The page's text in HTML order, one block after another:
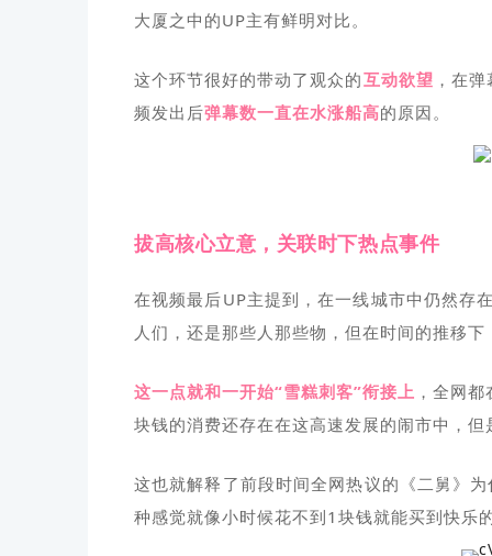
大厦之中的UP主有鲜明对比。
这个环节很好的带动了观众的互动欲望 ，在
频发出后弹幕数一直在水涨船高的原因。
拔高核心立意，关联时下热点事件
在视频最后UP主提到，在一线城市中仍然存
人们，还是那些人那些物，但在时间的推移
这一点就和一开始“雪糕刺客”衔接上 ，全网
块钱的消费还存在在这高速发展的闹市中，
这也就解释了前段时间全网热议的《二舅》
种感觉就像小时候花不到1块钱就能买到快乐